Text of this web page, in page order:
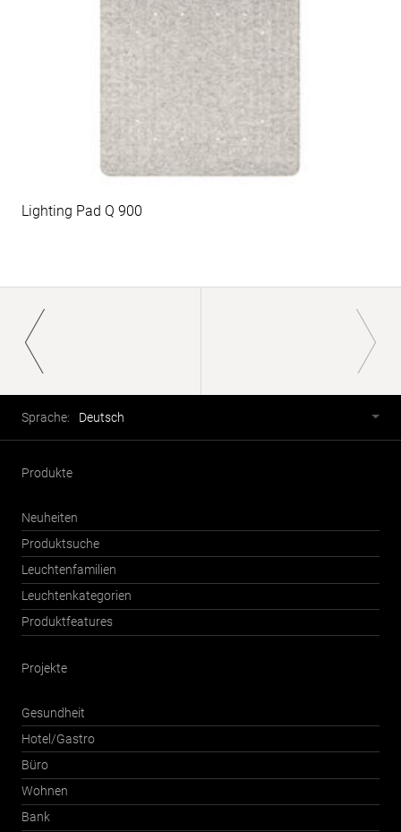
Lighting Pad Q 900
Sprache: Deutsch
Produkte
Neuheiten
Produktsuche
Leuchtenfamilien
Leuchtenkategorien
Produktfeatures
Projekte
Gesundheit
Hotel/Gastro
Büro
Wohnen
Bank